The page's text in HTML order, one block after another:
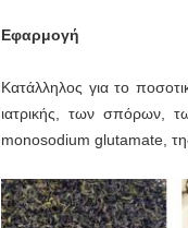
Εφαρμογή
Κατάλληλος για το
ιατρικής, των σπόρων,
monosodium glutamate,